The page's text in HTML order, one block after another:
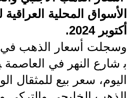
أكتوبر 2024.
وسجلت أسعار الذهب في
ب‍‍ شارع النهر في العاصمة‍